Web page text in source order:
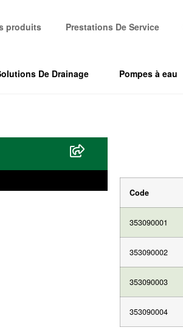
produits Prestations De Service
De Drainage Pompes à eau
Code
353090001
353090002
353090003
353090004